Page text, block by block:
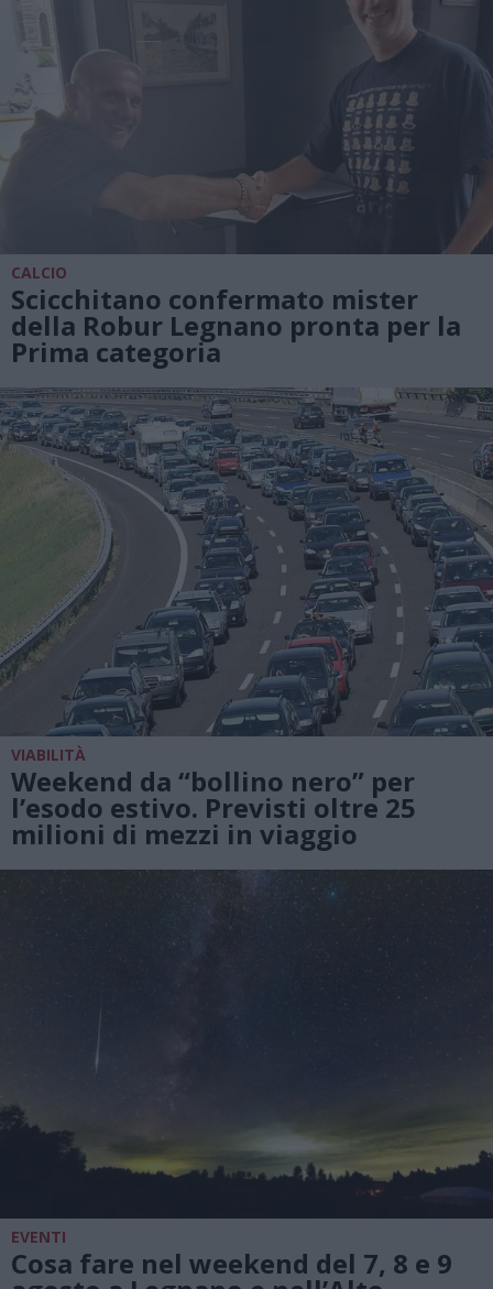
CALCIO
Scicchitano confermato mister
della Robur Legnano pronta per la
Prima categoria
VIABILITÀ
Weekend da “bollino nero” per
l’esodo estivo. Previsti oltre 25
milioni di mezzi in viaggio
EVENTI
Cosa fare nel weekend del 7, 8 e 9